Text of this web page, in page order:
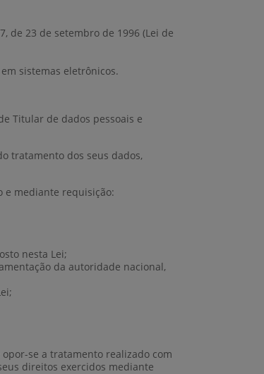
de 23 de setembro de 1996 (Lei de
sistemas eletrônicos.
Titular de dados pessoais e
tratamento dos seus dados,
e mediante requisição:
nesta Lei;
da autoridade nacional,
se a tratamento realizado com
direitos exercidos mediante